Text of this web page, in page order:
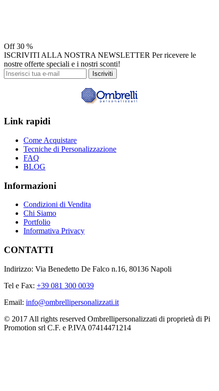
Off30 %
ISCRIVITI ALLA NOSTRA NEWSLETTER Per ricevere le
nostre offerte speciali e i nostri sconti!
Iscriviti
Link rapidi
Come Acquistare
Tecniche di Personalizzazione
FAQ
BLOG
Informazioni
Condizioni di Vendita
Chi Siamo
Portfolio
Informativa Privacy
CONTATTI
Indirizzo: Via Benedetto De Falco n.16, 80136 Napoli
Tel e Fax: +39 081 300 0039
Email: info@ombrellipersonalizzati.it
© 2017 All rights reserved Ombrellipersonalizzati di proprietà di Pi
Promotion srl C.F. e P.IVA 07414471214